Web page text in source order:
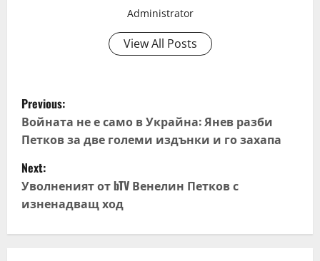
Administrator
View All Posts
P
o
s
t
n
Previous:
Войната не е само в Украйна: Янев разби
Петков за две големи издънки и го захапа
Next:
Уволненият от bTV Венелин Петков с
изненадващ ход